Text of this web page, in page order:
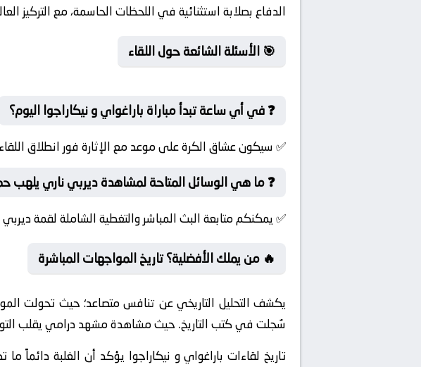
الدفاع بصلابة استثنائية في اللحظات الحاسمة، مع التركيز
🎯 الأسئلة الشائعة حول اللقاء
❓ في أي ساعة تبدأ مباراة باراغواي و نيكاراجوا اليوم؟
✅ سيكون عشاق الكرة على موعد مع الإثارة فور انطلاق
❓ ما هي الوسائل المتاحة لمشاهدة ديربي ناري يلهب
✅ يمكنكم متابعة البث المباشر والتغطية الشاملة لقمة
🔥 من يملك الأفضلية؟ تاريخ المواجهات المباشرة
يكشف التحليل التاريخي عن تنافس متصاعد؛ حيث تحولت
سُجلت في كتب التاريخ. حيث مشاهدة مشهد درامي يقلب
تاريخ لقاءات باراغواي و نيكاراجوا يؤكد أن الغلبة